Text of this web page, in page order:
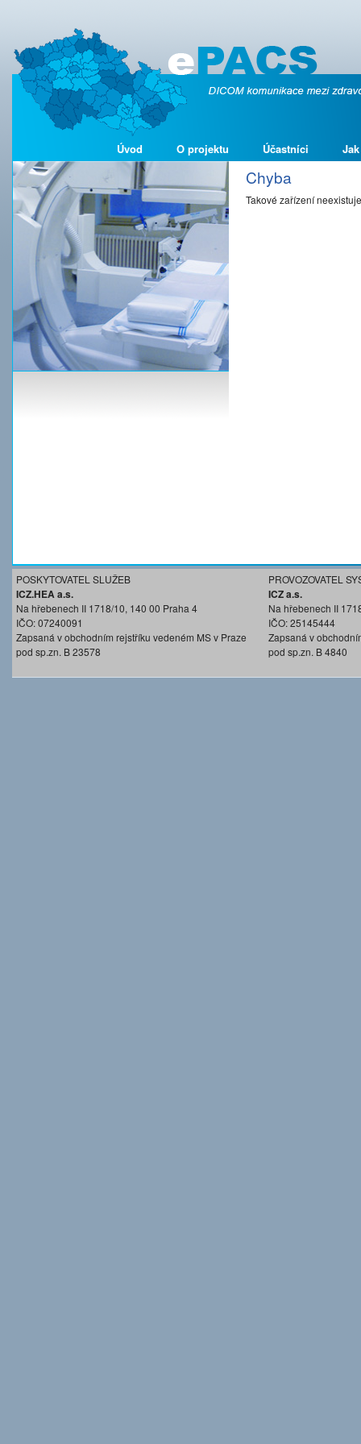
Úvod O projektu Účastníci
Chyba
Takové zařízení neexistuje
POSKYTOVATEL SLUŽEB
ICZ.HEA a.s.
Na hřebenech II 1718/10, 140 00 Praha 4
IČO: 07240091
Zapsaná v obchodním rejstříku vedeném MS v Praze
pod sp.zn. B 23578
PROVOZOVATEL
ICZ a.s.
Na hřebenech II
IČO: 25145444
Zapsaná v
pod sp.zn. B 4840